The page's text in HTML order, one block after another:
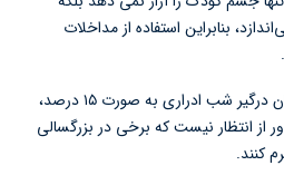
بنابراین استفاده از مداخلات
درمان خود به خودی برای کودکان درگیر شب ادراری به صورت ۱۵ درصد،
از انتظار نیست که برخی در بزرگسالی
كنند.